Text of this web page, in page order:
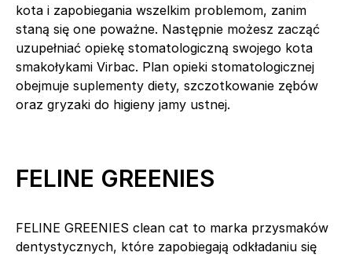
kota i zapobiegania wszelkim problemom, zanim
staną się one poważne. Następnie możesz zacząć
uzupełniać opiekę stomatologiczną swojego kota
smakołykami Virbac. Plan opieki stomatologicznej
obejmuje suplementy diety, szczotkowanie zębów
oraz gryzaki do higieny jamy ustnej.
FELINE GREENIES
FELINE GREENIES clean cat to marka przysmaków
dentystycznych, które zapobiegają odkładaniu się